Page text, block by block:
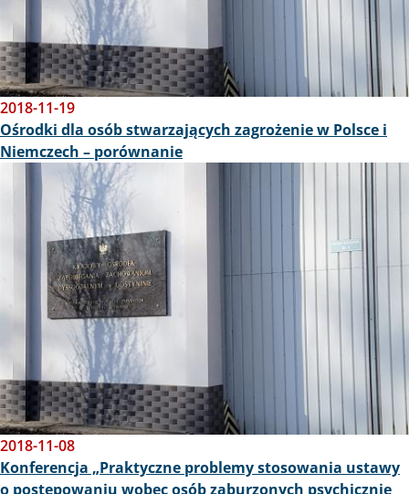
2018-11-19
Ośrodki dla osób stwarzających zagrożenie w Polsce i
Niemczech – porównanie
Obraz
2018-11-08
Konferencja „Praktyczne problemy stosowania ustawy
o postępowaniu wobec osób zaburzonych psychicznie